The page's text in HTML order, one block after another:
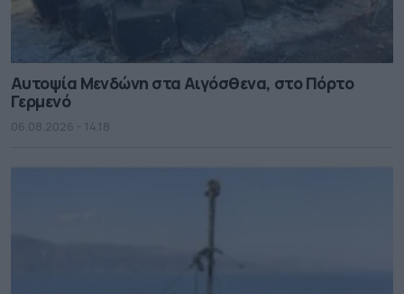
Αυτοψία Μενδώνη στα Αιγόσθενα, στο Πόρτο
Γερμενό
06.08.2026 - 14.18